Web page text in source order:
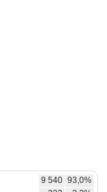
9 540 93,0%